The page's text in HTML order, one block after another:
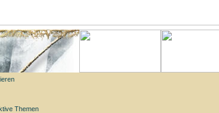
Themen